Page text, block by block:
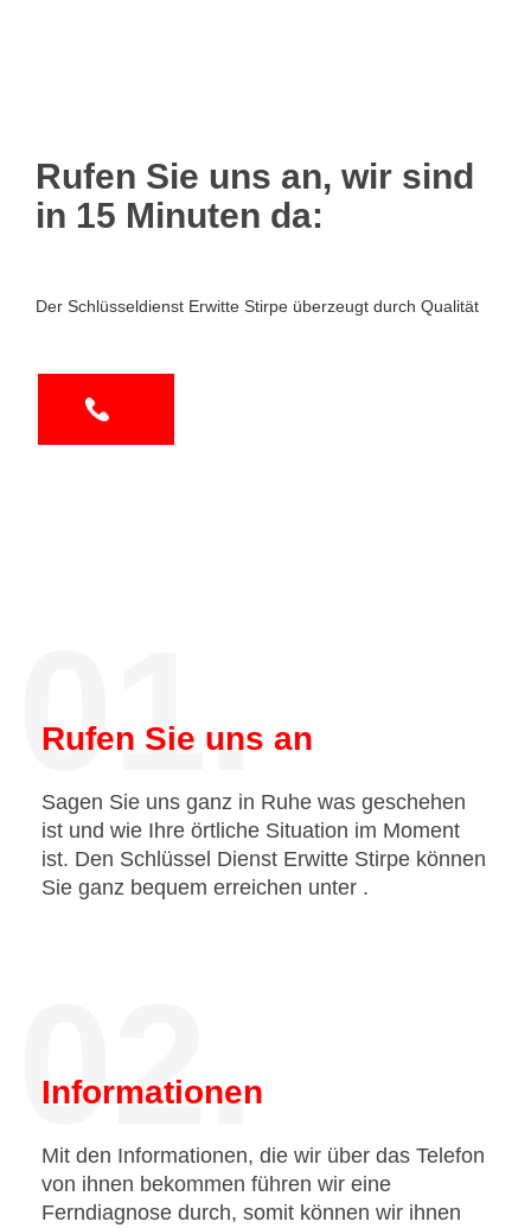
Rufen Sie uns an, wir sind
in 15 Minuten da:
Der Schlüsseldienst Erwitte Stirpe überzeugt durch Qualität
01.
Rufen Sie uns an
Sagen Sie uns ganz in Ruhe was geschehen
ist und wie Ihre örtliche Situation im Moment
ist. Den Schlüssel Dienst Erwitte Stirpe können
Sie ganz bequem erreichen unter .
02.
Informationen
Mit den Informationen, die wir über das Telefon
von ihnen bekommen führen wir eine
Ferndiagnose durch, somit können wir ihnen